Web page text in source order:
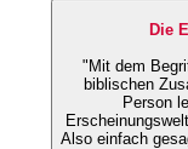
Die
"Mit dem
biblischen
Person
Also einfach